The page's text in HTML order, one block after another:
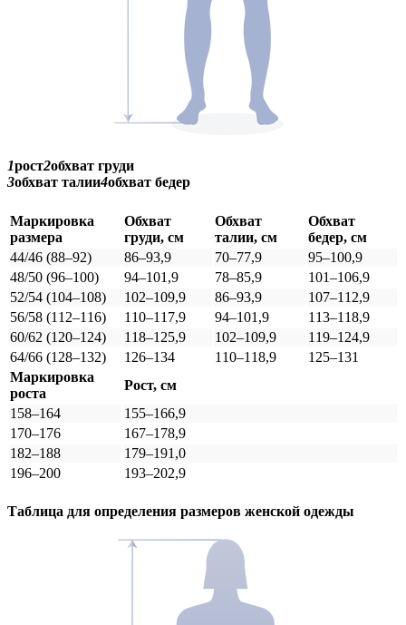
1рост2обхват груди
3обхват талии4обхват бедер
Маркировка
размера
Обхват
груди, см
Обхват
талии, см
Обхват
бедер, см
44/46 (88–92)
86–93,9 70–77,9
95–100,9
48/50 (96–100)
94–101,9 78–85,9
101–106,9
52/54 (104–108)
102–109,9 86–93,9
107–112,9
56/58 (112–116)
110–117,9 94–101,9
113–118,9
60/62 (120–124)
118–125,9 102–109,9
119–124,9
64/66 (128–132)
126–134 110–118,9
125–131
Маркировка
роста
Рост, см
158–164
155–166,9
170–176
167–178,9
182–188
179–191,0
196–200
193–202,9
Таблица для определения размеров женской одежды